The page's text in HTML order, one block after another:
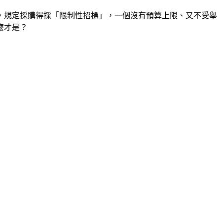
定採購得採「限制性招標」，一個沒有預算上限、又不受舉
才是？